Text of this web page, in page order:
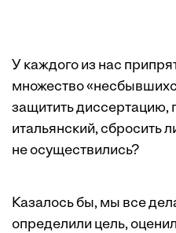
У каждого из нас
множество
защитить диссертацию,
итальянский, сбросить
не осуществились?
Казалось бы, мы все
определили цель,